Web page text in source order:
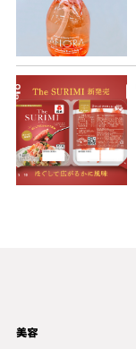
美容